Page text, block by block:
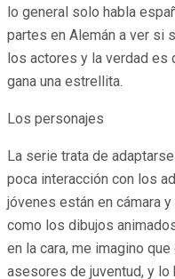
lo general solo habla
partes en Alemán a ver si
los actores y la verdad es
gana una estrellita.
Los personajes
La serie trata de
poca interacción con los
jóvenes están en cámara
como los dibujos
en la cara, me imagino
asesores de juventud, y lo